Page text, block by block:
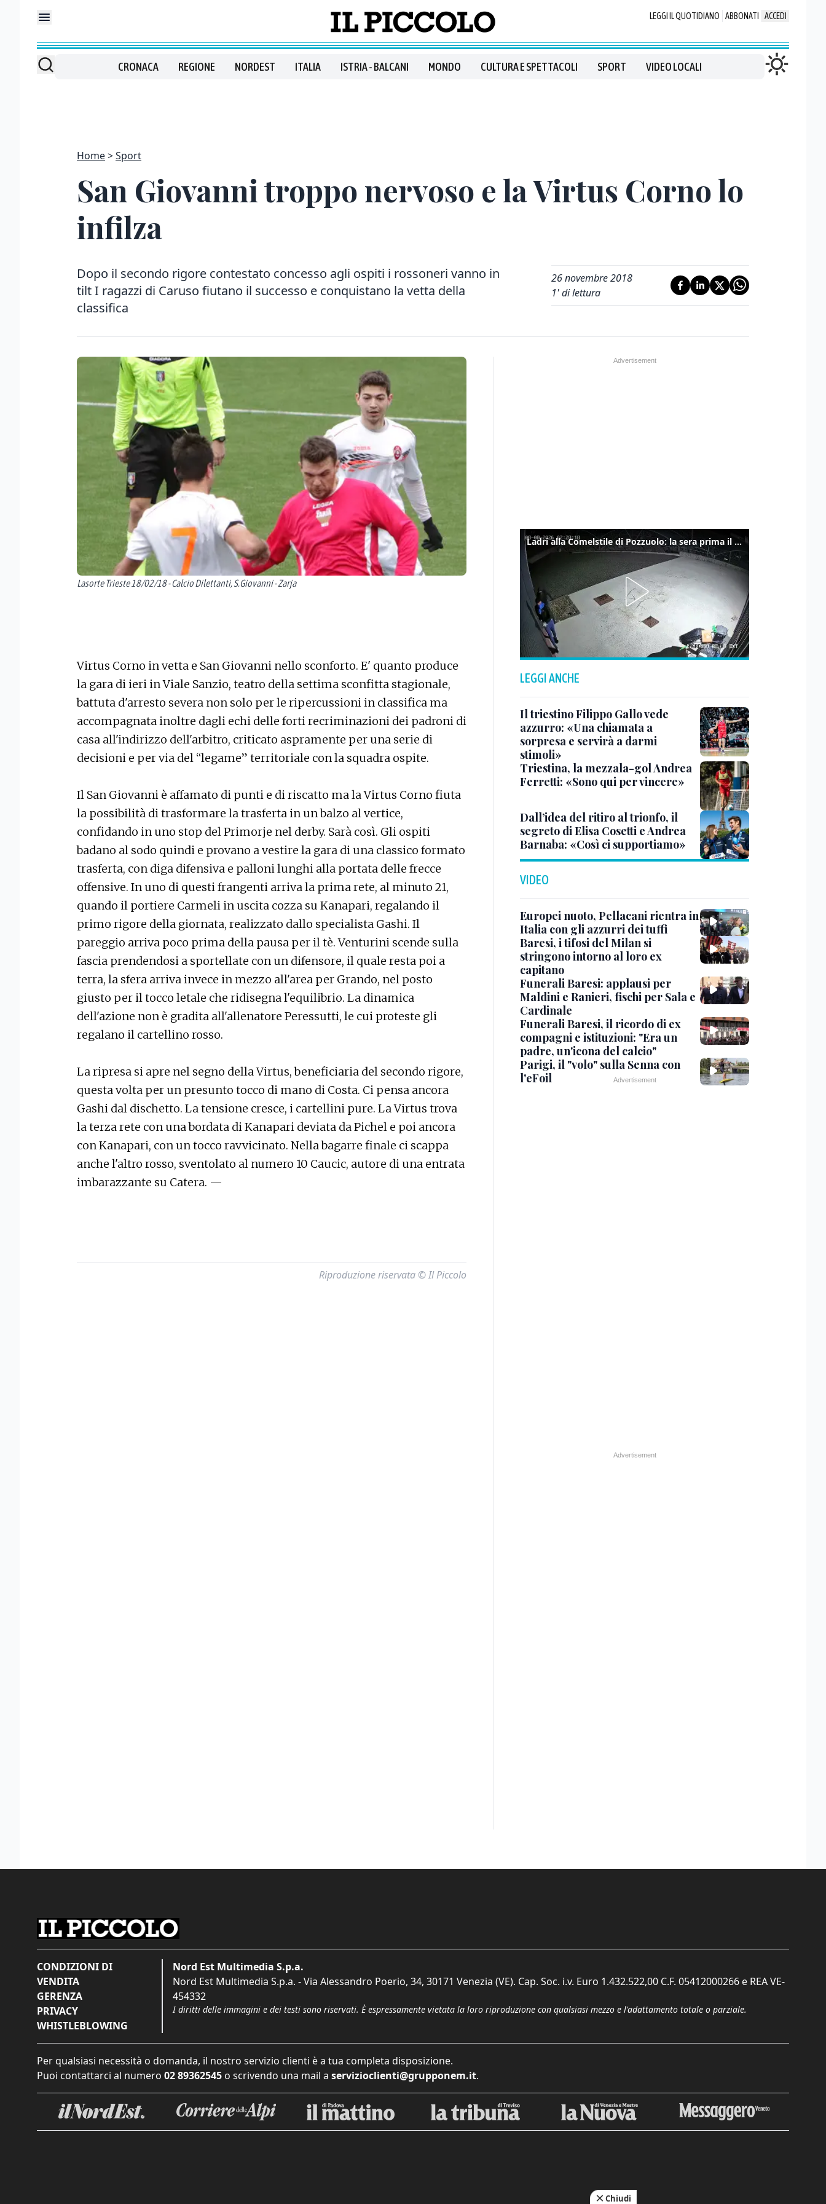
LEGGI IL QUOTIDIANO ABBONATI ACCEDI
CRONACA REGIONE NORDEST ITALIA ISTRIA - BALCANI MONDO CULTURA E SPETTACOLI SPORT VIDEO LOCALI
Home Sport
San Giovanni troppo nervoso e la Virtus Corno lo
infilza
Dopo il secondo rigore contestato concesso agli ospiti i rossoneri vanno in
tilt I ragazzi di Caruso fiutano il successo e conquistano la vetta della
classifica
26 novembre 2018
1' di lettura
Lasorte Trieste 18/02/18 - Calcio Dilettanti, S.Giovanni - Zarja
Virtus Corno in vetta e San Giovanni nello sconforto. E' quanto produce
la gara di ieri in Viale Sanzio, teatro della settima sconfitta stagionale,
battuta d'arresto severa non solo per le ripercussioni in classifica ma
accompagnata inoltre dagli echi delle forti recriminazioni dei padroni di
casa all'indirizzo dell'arbitro, criticato aspramente per una serie di
decisioni e per via del “legame” territoriale con la squadra ospite.
Il San Giovanni è affamato di punti e di riscatto ma la Virtus Corno fiuta
la possibilità di trasformare la trasferta in un balzo al vertice,
confidando in uno stop del Primorje nel derby. Sarà così. Gli ospiti
badano al sodo quindi e provano a vestire la gara di una classico formato
trasferta, con diga difensiva e palloni lunghi alla portata delle frecce
offensive. In uno di questi frangenti arriva la prima rete, al minuto 21,
quando il portiere Carmeli in uscita cozza su Kanapari, regalando il
primo rigore della giornata, realizzato dallo specialista Gashi. Il
pareggio arriva poco prima della pausa per il tè. Venturini scende sulla
fascia prendendosi a sportellate con un difensore, il quale resta poi a
terra, la sfera arriva invece in mezzo all'area per Grando, nel posto
giusto per il tocco letale che ridisegna l'equilibrio. La dinamica
dell'azione non è gradita all'allenatore Peressutti, le cui proteste gli
regalano il cartellino rosso.
La ripresa si apre nel segno della Virtus, beneficiaria del secondo rigore,
questa volta per un presunto tocco di mano di Costa. Ci pensa ancora
Gashi dal dischetto. La tensione cresce, i cartellini pure. La Virtus trova
la terza rete con una bordata di Kanapari deviata da Pichel e poi ancora
con Kanapari, con un tocco ravvicinato. Nella bagarre finale ci scappa
anche l'altro rosso, sventolato al numero 10 Caucic, autore di una entrata
imbarazzante su Catera. —
Riproduzione riservata © Il Piccolo
Ladri alla Comelstile di Pozzuolo: la sera prima il tentato furto a Buja, ecco le immagini
LEGGI ANCHE
Il triestino Filippo Gallo vede
azzurro: «Una chiamata a
sorpresa e servirà a darmi
stimoli»
Triestina, la mezzala-gol Andrea
Ferretti: «Sono qui per vincere»
Dall’idea del ritiro al trionfo, il
segreto di Elisa Cosetti e Andrea
Barnaba: «Così ci supportiamo»
VIDEO
Europei nuoto, Pellacani rientra in
Italia con gli azzurri dei tuffi
Baresi, i tifosi del Milan si
stringono intorno al loro ex
capitano
Funerali Baresi: applausi per
Maldini e Ranieri, fischi per Sala e
Cardinale
Funerali Baresi, il ricordo di ex
compagni e istituzioni: "Era un
padre, un'icona del calcio"
Parigi, il "volo" sulla Senna con
l'eFoil
CONDIZIONI DI
VENDITA
GERENZA
PRIVACY
WHISTLEBLOWING
Nord Est Multimedia S.p.a.
Nord Est Multimedia S.p.a. - Via Alessandro Poerio, 34, 30171 Venezia (VE). Cap. Soc. i.v. Euro 1.432.522,00 C.F. 05412000266 e REA VE-
454332
I diritti delle immagini e dei testi sono riservati. È espressamente vietata la loro riproduzione con qualsiasi mezzo e l'adattamento totale o parziale.
Per qualsiasi necessità o domanda, il nostro servizio clienti è a tua completa disposizione.
Puoi contattarci al numero 02 89362545 o scrivendo una mail a servizioclienti@grupponem.it.
Chiudi